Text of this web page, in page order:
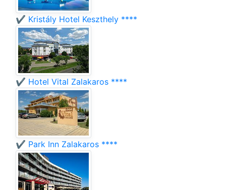
✔️ Kristály Hotel Keszthely ****
✔️ Hotel Vital Zalakaros ****
✔️ Park Inn Zalakaros ****